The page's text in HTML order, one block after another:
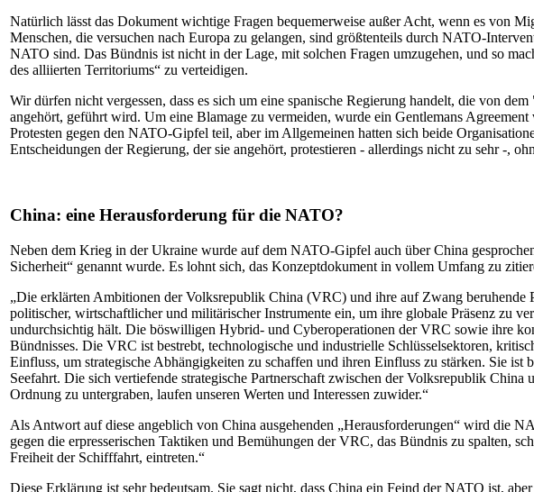
Natürlich lässt das Dokument wichtige Fragen bequemerweise außer Acht, wenn es von
Menschen, die versuchen nach Europa zu gelangen, sind größtenteils durch NATO-
NATO sind. Das Bündnis ist nicht in der Lage, mit solchen Fragen umzugehen, und so
des alliierten Territoriums“ zu verteidigen.
Wir dürfen nicht vergessen, dass es sich um eine spanische Regierung handelt, die von
angehört, geführt wird. Um eine Blamage zu vermeiden, wurde ein Gentlemans
Protesten gegen den NATO-Gipfel teil, aber im Allgemeinen hatten sich beide
Entscheidungen der Regierung, der sie angehört, protestieren - allerdings nicht zu sehr -,
China: eine Herausforderung für die NATO?
Neben dem Krieg in der Ukraine wurde auf dem NATO-Gipfel auch über China
Sicherheit“ genannt wurde. Es lohnt sich, das Konzeptdokument in vollem Umfang zu
„Die erklärten Ambitionen der Volksrepublik China (VRC) und ihre auf Zwang beruhende
politischer, wirtschaftlicher und militärischer Instrumente ein, um ihre globale Präsenz zu
undurchsichtig hält. Die böswilligen Hybrid- und Cyberoperationen der VRC sowie ihre
Bündnisses. Die VRC ist bestrebt, technologische und industrielle Schlüsselsektoren,
Einfluss, um strategische Abhängigkeiten zu schaffen und ihren Einfluss zu stärken. Sie
Seefahrt. Die sich vertiefende strategische Partnerschaft zwischen der Volksrepublik
Ordnung zu untergraben, laufen unseren Werten und Interessen zuwider.“
Als Antwort auf diese angeblich von China ausgehenden „Herausforderungen“ wird die
gegen die erpresserischen Taktiken und Bemühungen der VRC, das Bündnis zu spalten,
Freiheit der Schifffahrt, eintreten.“
Diese Erklärung ist sehr bedeutsam. Sie sagt nicht, dass China ein Feind der NATO ist,